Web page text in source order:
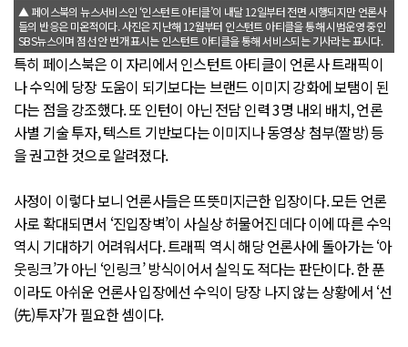
▲ 페이스북의 뉴스서비스인 ‘인스턴트 아티클’이 내달 12일부터 전면 시행되지만 언론사
들의 반응은 미온적이다. 사진은 지난해 12월부터 인스턴트 아티클을 통해 시범운영 중인
SBS뉴스이며 점선 안 번개 표시는 인스턴트 아티클을 통해 서비스되는 기사라는 표시다.
특히 페이스북은 이 자리에서 인스턴트 아티클이 언론사 트래픽이
나 수익에 당장 도움이 되기보다는 브랜드 이미지 강화에 보탬이 된
다는 점을 강조했다. 또 인턴이 아닌 전담 인력 3명 내외 배치, 언론
사별 기술 투자, 텍스트 기반보다는 이미지나 동영상 첨부(짤방) 등
을 권고한 것으로 알려졌다.
사정이 이렇다 보니 언론사들은 뜨뜻미지근한 입장이다. 모든 언론
사로 확대되면서 ‘진입장벽’이 사실상 허물어진 데다 이에 따른 수익
역시 기대하기 어려워서다. 트래픽 역시 해당 언론사에 돌아가는 ‘아
웃링크’가 아닌 ‘인링크’ 방식이어서 실익도 적다는 판단이다. 한 푼
이라도 아쉬운 언론사 입장에선 수익이 당장 나지 않는 상황에서 ‘선
(先)투자’가 필요한 셈이다.